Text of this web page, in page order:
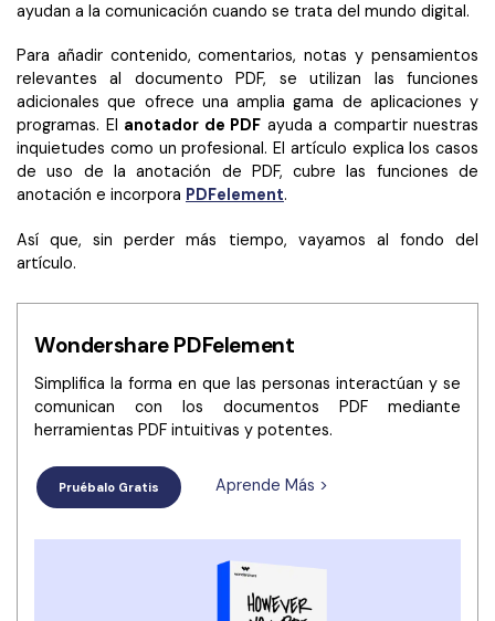
PDF por lotes
Censurar PDF Nuevo
PDF OCR
Extraer datos de PDF
Proteger PDF
Soluciones completas
Educación
Servicio de TI
Ver más
¿Por qué PDFelement?
Historias de clientes
Comparación de software
Usar mejor PDFelement
Especificaciones técnicas
Soporte de contacto
Guía del usuario
PDFelement para Windows
PDFelement para Mac
ayudan a la comunicación cuando se trata del mundo digital.
Para añadir contenido, comentarios, notas y pensamientos
relevantes al documento PDF, se utilizan las funciones
adicionales que ofrece una amplia gama de aplicaciones y
programas. El anotador de PDF ayuda a compartir nuestras
inquietudes como un profesional. El artículo explica los casos
de uso de la anotación de PDF, cubre las funciones de
anotación e incorpora PDFelement.
Así que, sin perder más tiempo, vayamos al fondo del
artículo.
Wondershare PDFelement
Simplifica la forma en que las personas interactúan y se
comunican con los documentos PDF mediante
herramientas PDF intuitivas y potentes.
Pruébalo Gratis Aprende Más >